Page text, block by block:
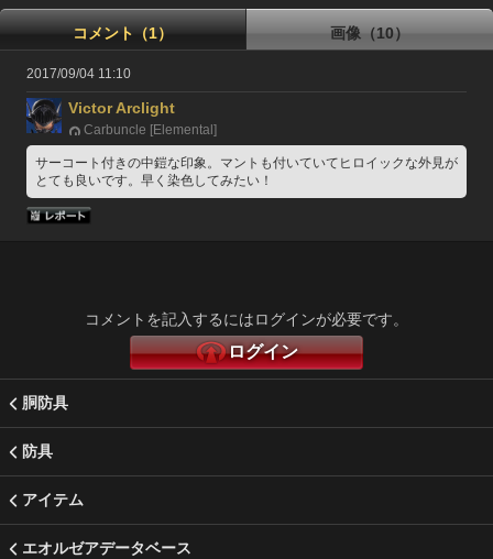
コメント（1） 画像（10）
2017/09/04 11:10
Victor Arclight
Carbuncle [Elemental]
サーコート付きの中鎧な印象。マントも付いていてヒロイックな外見が
とても良いです。早く染色してみたい！
コメントを記入するにはログインが必要です。
ログイン
胴防具
防具
アイテム
エオルゼアデータベース